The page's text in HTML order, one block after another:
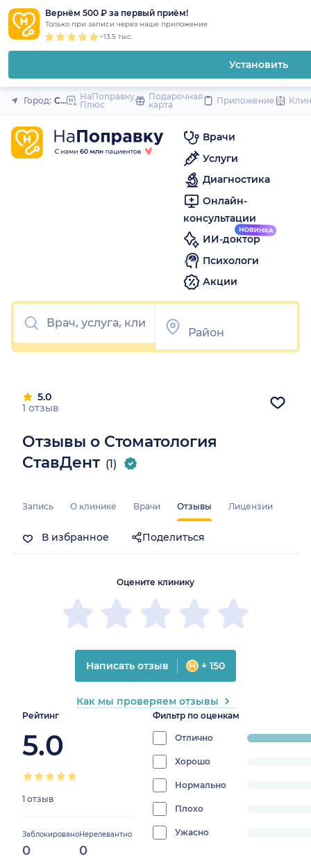
Вернём 500 ₽ за первый приём!
Только при записи через наше приложение
~13.5 тыс.
Установить
Закрыть
Город: СтавропольНаПоправку
Плюс
Подарочная
карта
Приложение
Врачи
Услуги
Диагностика
Онлайн-
консультации
ИИ-доктор
Психологи
Акции
Отзывы о Стоматология
СтавДент (1)
5.0
1 отзыв
Запись О клинике Врачи Отзывы Лицензии
В избранное Поделиться
Рейтинг
5.0
1 отзыв
Заблокировано
0
Нерелевантно
0
Фильтр по оценкам
Отлично
progress:
Хорошо
0%
Нормально
0%
Плохо
0%
Ужасно
progress:
Оцените клинику
Написать отзыв + 150
Как мы проверяем отзывы